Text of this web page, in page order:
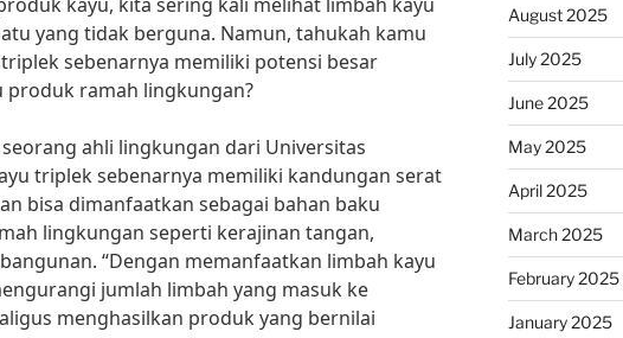
yang tidak berguna. Namun, tahukah kamu
sebenarnya memiliki potensi besar
produk ramah lingkungan?
ahli lingkungan dari Universitas
triplek sebenarnya memiliki kandungan serat
bisa dimanfaatkan sebagai bahan baku
lingkungan seperti kerajinan tangan,
“Dengan memanfaatkan limbah kayu
jumlah limbah yang masuk ke
menghasilkan produk yang bernilai
August 2025
July 2025
June 2025
May 2025
April 2025
March 2025
February 2025
January 2025